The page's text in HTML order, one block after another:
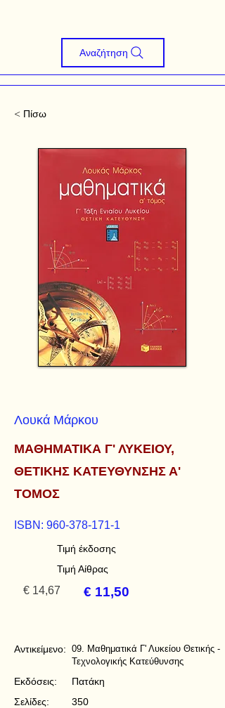
Αναζήτηση
< Πίσω
Λουκά Μάρκου
ΜΑΘΗΜΑΤΙΚΑ Γ' ΛΥΚΕΙΟΥ,
ΘΕΤΙΚΗΣ ΚΑΤΕΥΘΥΝΣΗΣ Α'
ΤΟΜΟΣ
ISBN: 960-378-171-1
Τιμή έκδοσης
Τιμή Αίθρας
€ 14,67 € 11,50
Αντικείμενο:
Εκδόσεις:
Σελίδες:
09. Μαθηματικά Γ' Λυκείου Θετικής -
Τεχνολογικής Κατεύθυνσης
Πατάκη
350